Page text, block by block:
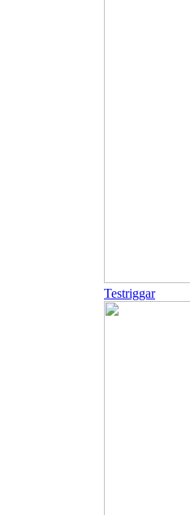
Testriggar